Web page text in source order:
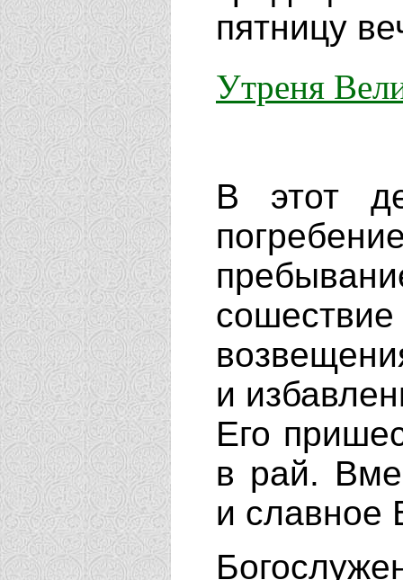
пятницу
Утреня
В этот
и
Его
в рай.
и славное